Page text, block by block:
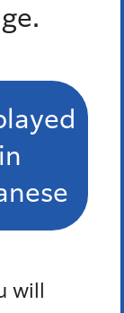
in
will